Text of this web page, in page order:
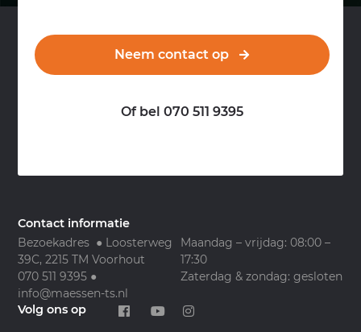
Neem contact op
Of bel 070 511 9395
Contact informatie
Bezoekadres ● Loosterweg
39C, 2215 TM Voorhout
070 511 9395 ●
info@maessen-ts.nl
Maandag – vrijdag: 08:00 –
17:30
Zaterdag & zondag: gesloten
Volg ons op